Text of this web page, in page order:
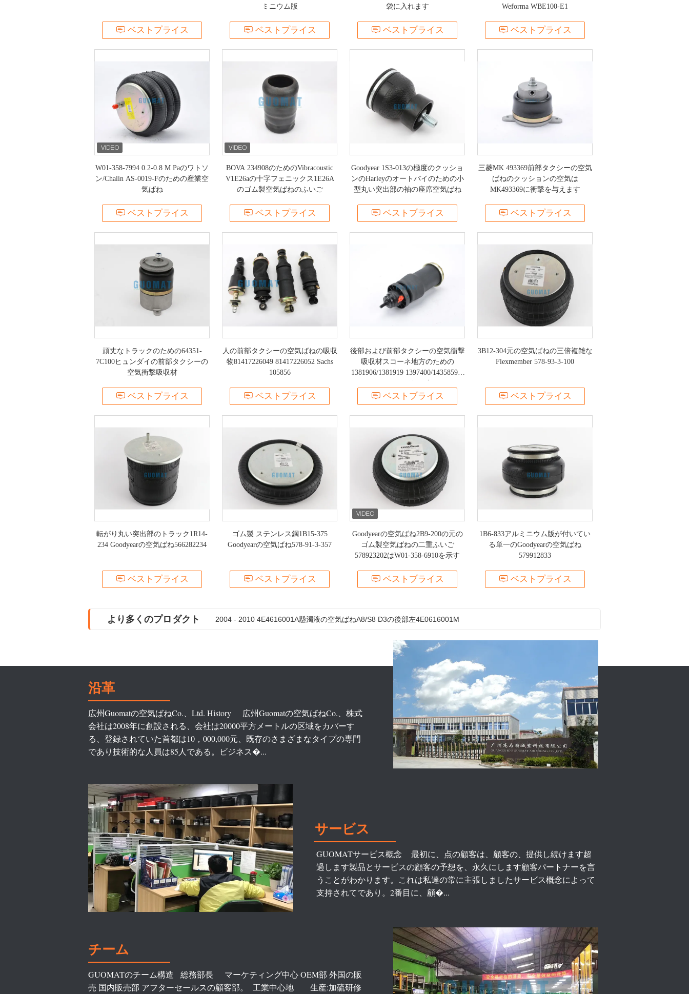
ベストプライス
ミニウム版
ベストプライス
袋に入れます
ベストプライス
Weforma WBE100-E1
ベストプライス
W01-358-7994 0.2-0.8 M Paのワトソ
ン/Chalin AS-0019-Fのための産業空
気ばね
ベストプライス
BOVA 234908のためのVibracoustic
V1E26aの十字フェニックス1E26A
のゴム製空気ばねのふいご
ベストプライス
Goodyear 1S3-013の極度のクッショ
ンのHarleyのオートバイのための小
型丸い突出部の袖の座席空気ばね
ベストプライス
三菱MK 493369前部タクシーの空気
ばねのクッションの空気は
MK493369に衝撃を与えます
ベストプライス
頑丈なトラックのための64351-
7C100ヒュンダイの前部タクシーの
空気衝撃吸収材
ベストプライス
人の前部タクシーの空気ばねの吸収
物81417226049 81417226052 Sachs
105856
ベストプライス
後部および前部タクシーの空気衝撃
吸収材スコーネ地方のための
1381906/1381919 1397400/1435859 4
ベストプライス
3B12-304元の空気ばねの三倍複雑な
Flexmember 578-93-3-100
ベストプライス
転がり丸い突出部のトラック1R14-
234 Goodyearの空気ばね566282234
ベストプライス
ゴム製 ステンレス鋼1B15-375
Goodyearの空気ばね578-91-3-357
ベストプライス
Goodyearの空気ばね2B9-200の元の
ゴム製空気ばねの二重ふいご
578923202はW01-358-6910を示す
ベストプライス
1B6-833アルミニウム版が付いてい
る単一のGoodyearの空気ばね
579912833
ベストプライス
より多くのプロダクト 気体力学A8/S8 D3の後部右のタクシーの衝撃吸収材のための4E4616002A空気アクチュエーター
沿革
広州Guomatの空気ばねCo.、Ltd. History 広州Guomatの空気ばねCo.、株式
会社は2008年に創設される、会社は20000平方メートルの区域をカバーす
る、登録されていた首都は10，000,000元、既存のさまざまなタイプの専門
であり技術的な人員は85人である。ビジネス�...
サービス
GUOMATサービス概念 最初に、点の顧客は、顧客の、提供し続けます超
過します製品とサービスの顧客の予想を、永久にします顧客パートナーを言
うことがわかります。これは私達の常に主張しましたサービス概念によって
支持されてであり。2番目に、顧�...
チーム
GUOMATのチーム構造 総務部長 マーケティング中心 OEM部 外国の販
売 国内販売部 アフターセールスの顧客部。 工業中心地 生産:加硫研修